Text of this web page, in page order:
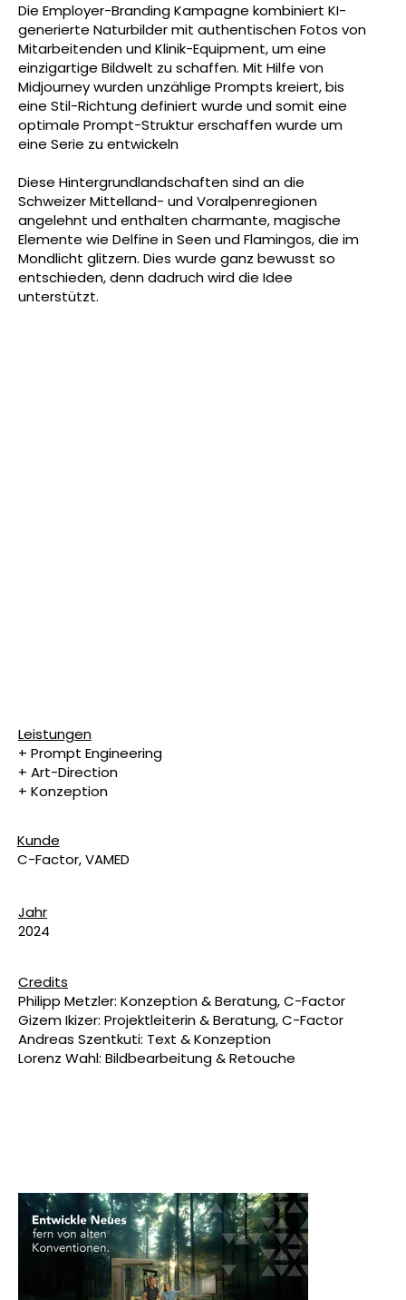
Die Employer-Branding Kampagne kombiniert KI-
generierte Naturbilder mit authentischen Fotos von
Mitarbeitenden und Klinik-Equipment, um eine
einzigartige Bildwelt zu schaffen. Mit Hilfe von
Midjourney wurden unzählige Prompts kreiert, bis
eine Stil-Richtung definiert wurde und somit eine
optimale Prompt-Struktur erschaffen wurde um
eine Serie zu entwickeln
Diese Hintergrundlandschaften sind an die
Schweizer Mittelland- und Voralpenregionen
angelehnt und enthalten charmante, magische
Elemente wie Delfine in Seen und Flamingos, die im
Mondlicht glitzern. Dies wurde ganz bewusst so
entschieden, denn dadruch wird die Idee
unterstützt.
Credits
Philipp Metzler: Konzeption & Beratung, C-Factor
Gizem Ikizer: Projektleiterin & Beratung, C-Factor
Andreas Szentkuti: Text & Konzeption
Lorenz Wahl: Bildbearbeitung & Retouche
Leistungen
+ Prompt Engineering
+ Art-Direction
+ Konzeption
Kunde
C-Factor, VAMED
Jahr
2024